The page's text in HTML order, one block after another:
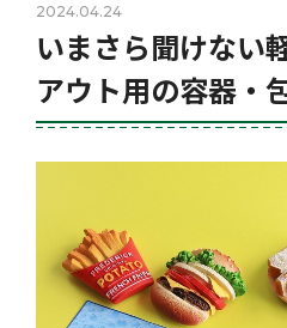
2024.04.24
いまさら聞けない
アウト用の容器・